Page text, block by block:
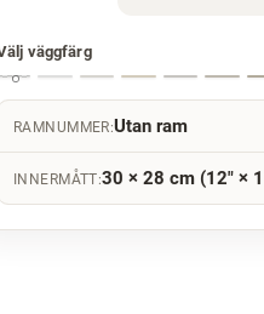
väggfärg
RAMNUMMER:Utan ram
INNERMÅTT:30 × 28 cm (12" ×